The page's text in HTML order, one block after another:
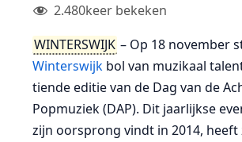
2.480keer bekeken
WINTERSWIJK – Op 18 november
Winterswijkbol van muzikaal
tiende editie van de Dag van de
Popmuziek (DAP). Dit jaarlijkse
zijn oorsprong vindt in 2014,